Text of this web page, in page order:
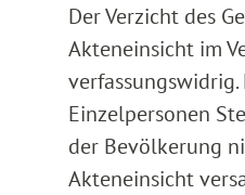
Der Verzicht des
Akteneinsicht im
Einzelpersonen
der Bevölkerung
Akteneinsicht